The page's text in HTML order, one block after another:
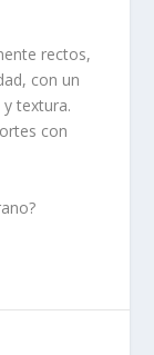
rectos,
con un
textura.
con